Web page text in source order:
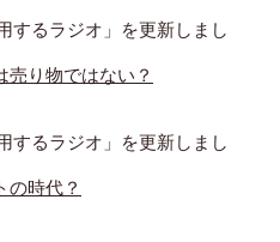
するラジオ」を更新しまし
り物ではない？
するラジオ」を更新しまし
の時代？